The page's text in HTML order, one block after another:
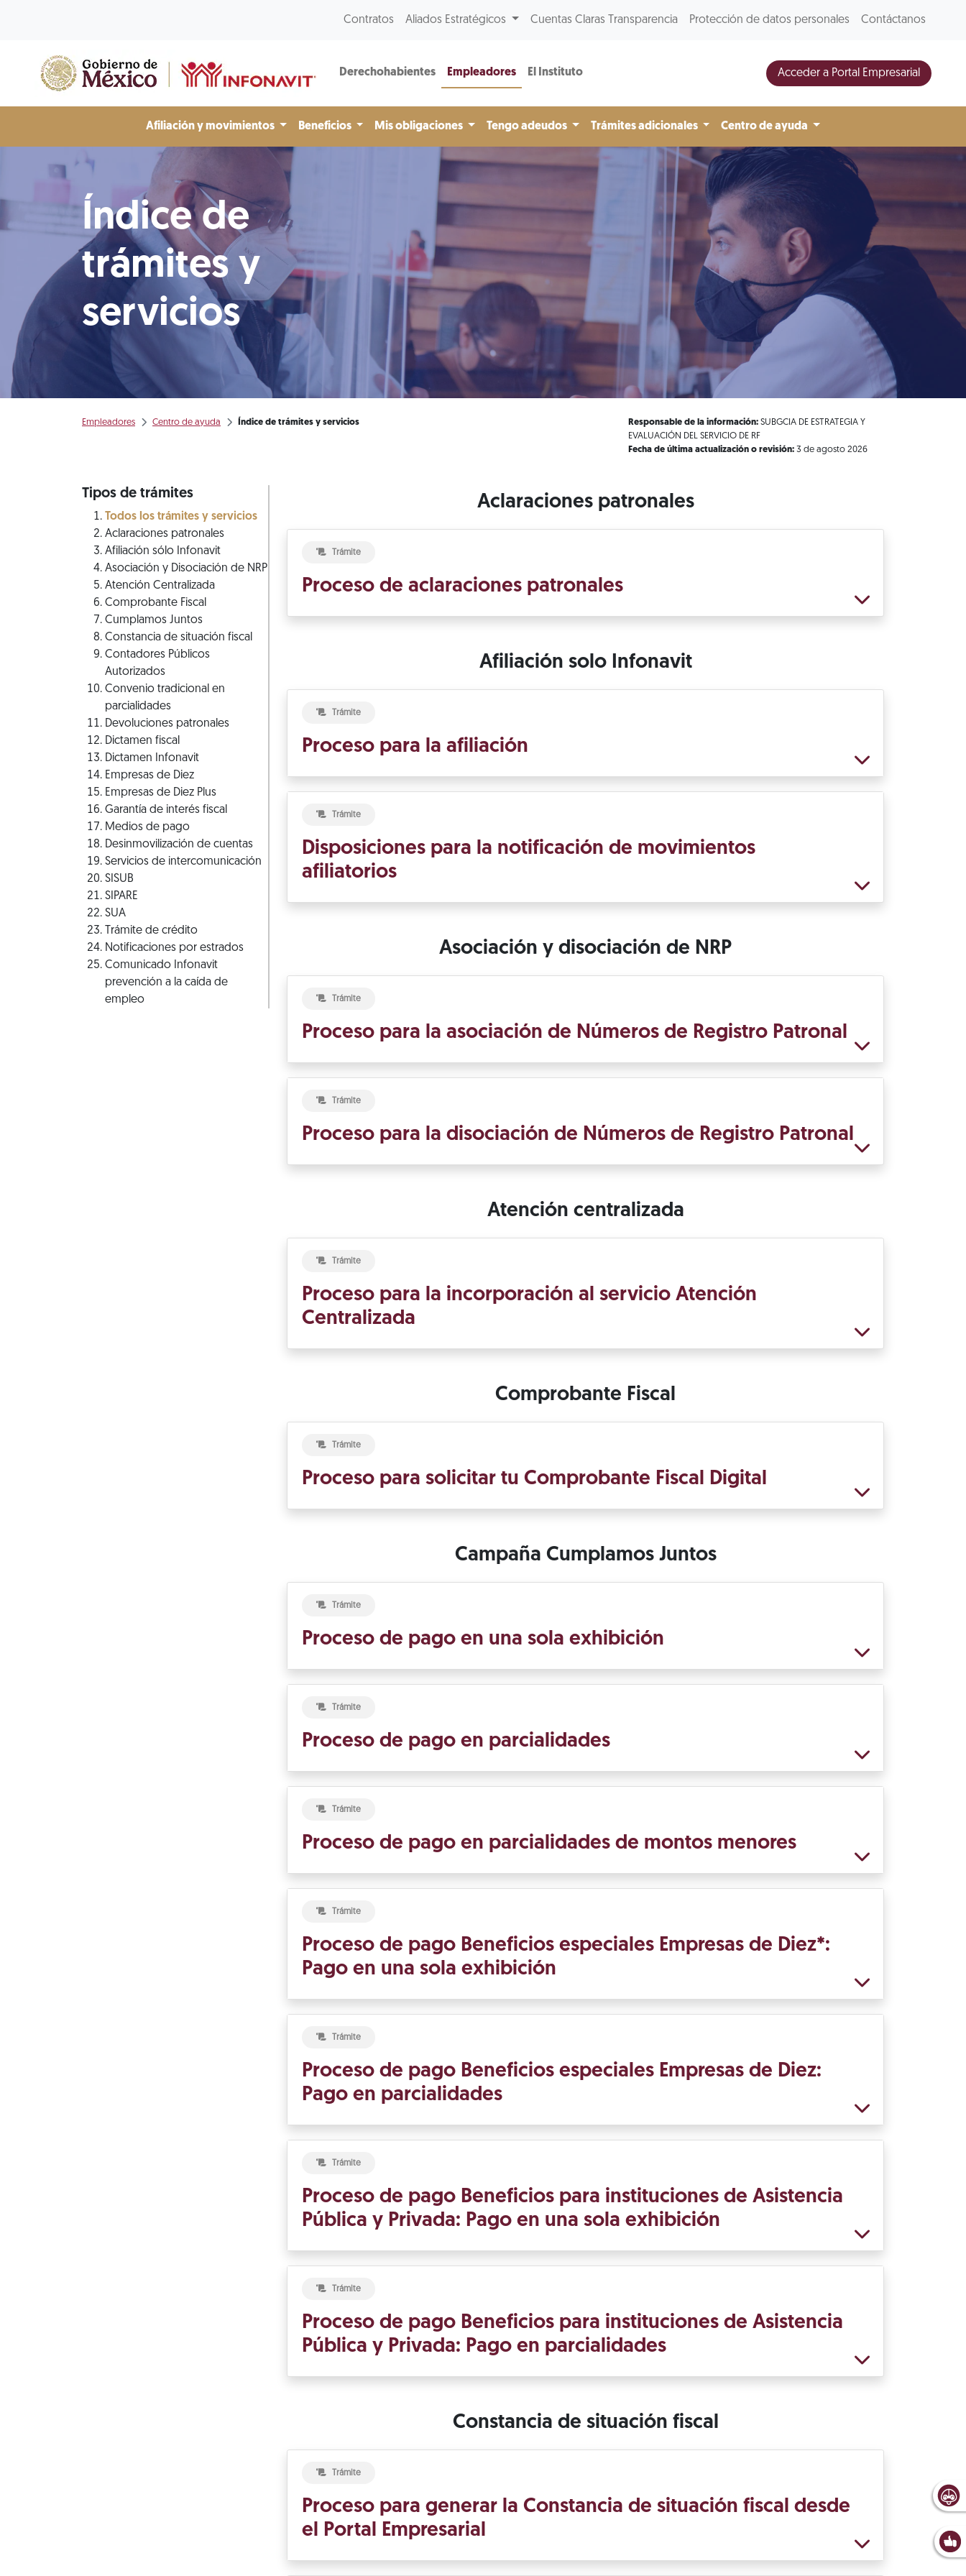
Contratos Aliados Estratégicos Cuentas Claras Transparencia Protección de datos personales Contáctanos
Derechohabientes Empleadores El Instituto Acceder a Portal Empresarial
Afiliación y movimientos Beneficios Mis obligaciones Tengo adeudos Trámites adicionales Centro de ayuda
Índice de
trámites y
servicios
Empleadores Centro de ayuda Índice de trámites y servicios Responsable de la información: SUBGCIA DE ESTRATEGIA Y
EVALUACIÓN DEL SERVICIO DE RF
Fecha de última actualización o revisión: 3 de agosto 2026
Tipos de trámites
Todos los trámites y servicios
Aclaraciones patronales
Afiliación sólo Infonavit
Asociación y Disociación de NRP
Atención Centralizada
Comprobante Fiscal
Cumplamos Juntos
Constancia de situación fiscal
Contadores Públicos
Autorizados
Convenio tradicional en
parcialidades
Devoluciones patronales
Dictamen fiscal
Dictamen Infonavit
Empresas de Diez
Empresas de Diez Plus
Garantía de interés fiscal
Medios de pago
Desinmovilización de cuentas
Servicios de intercomunicación
SISUB
SIPARE
SUA
Trámite de crédito
Notificaciones por estrados
Comunicado Infonavit
prevención a la caída de
empleo
Aclaraciones patronales
Trámite
Proceso de aclaraciones patronales
Afiliación solo Infonavit
Trámite
Proceso para la afiliación
Trámite
Disposiciones para la notificación de movimientos
afiliatorios
Asociación y disociación de NRP
Trámite
Proceso para la asociación de Números de Registro Patronal
Trámite
Proceso para la disociación de Números de Registro Patronal
Atención centralizada
Trámite
Proceso para la incorporación al servicio Atención
Centralizada
Comprobante Fiscal
Trámite
Proceso para solicitar tu Comprobante Fiscal Digital
Campaña Cumplamos Juntos
Trámite
Proceso de pago en una sola exhibición
Trámite
Proceso de pago en parcialidades
Trámite
Proceso de pago en parcialidades de montos menores
Trámite
Proceso de pago Beneficios especiales Empresas de Diez*:
Pago en una sola exhibición
Trámite
Proceso de pago Beneficios especiales Empresas de Diez:
Pago en parcialidades
Trámite
Proceso de pago Beneficios para instituciones de Asistencia
Pública y Privada: Pago en una sola exhibición
Trámite
Proceso de pago Beneficios para instituciones de Asistencia
Pública y Privada: Pago en parcialidades
Constancia de situación fiscal
Trámite
Proceso para generar la Constancia de situación fiscal desde
el Portal Empresarial